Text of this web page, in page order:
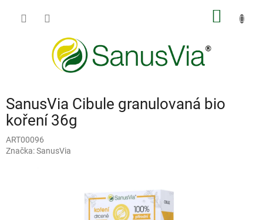
SanusVia Cibule granulovaná bio
koření 36g
ART00096
Značka:SanusVia